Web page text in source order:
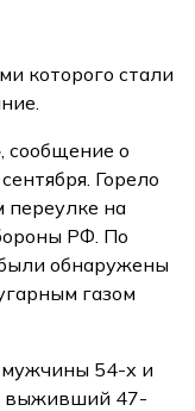
которого стали
сообщение о
Горело
переулке на
РФ. По
обнаружены
газом
мужчины 54-х и
выживший 47-